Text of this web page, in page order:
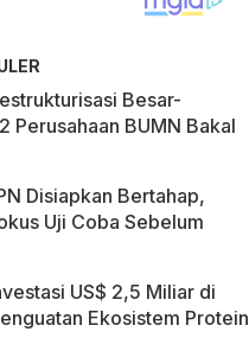
Besar-
Perusahaan BUMN Bakal
Disiapkan Bertahap,
Uji Coba Sebelum
US$ 2,5 Miliar di
Ekosistem Protein